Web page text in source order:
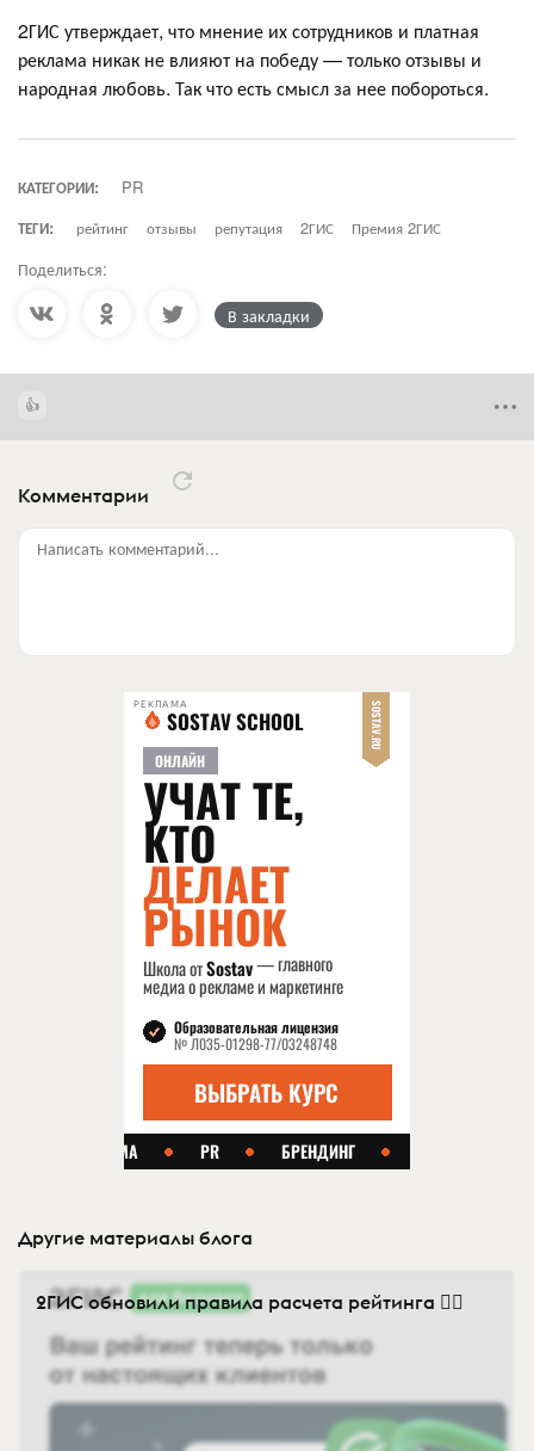
2ГИС утверждает, что мнение их сотрудников и платная
реклама никак не влияют на победу — только отзывы и
народная любовь. Так что есть смысл за нее побороться.
КАТЕГОРИИ:
PR
ТЕГИ:
рейтинг отзывы репутация 2ГИС Премия 2ГИС
Поделиться:
В закладки
Комментарии
Написать комментарий...
РЕКЛАМА
Другие материалы блога
2ГИС обновили правила расчета рейтинга 👍🏻